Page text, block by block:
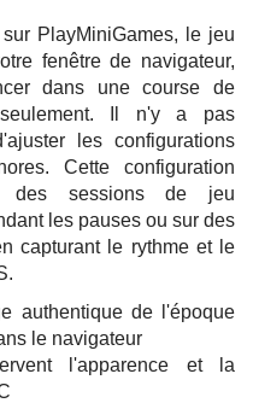
PlayMiniGames, le jeu
fenêtre de navigateur,
dans une course de
Il n'y a pas
les configurations
Cette configuration
des sessions de jeu
les pauses ou sur des
capturant le rythme et le
authentique de l'époque
le navigateur
l'apparence et la